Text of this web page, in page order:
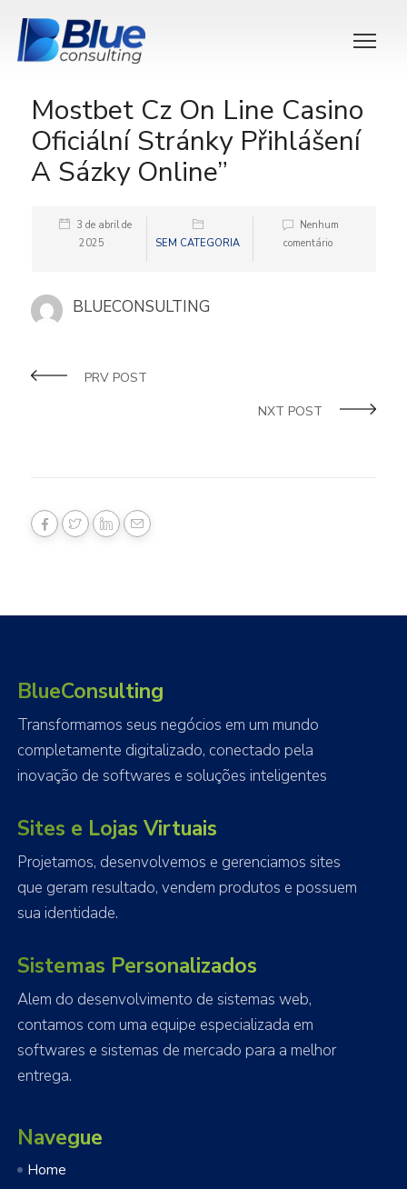
Mostbet Cz On Line Casino
Oficiální Stránky Přihlášení
A Sázky Online”
3 de abril de
2025
SEM CATEGORIA
Nenhum
comentário
BLUECONSULTING
PRV POST
NXT POST
BlueConsulting
Transformamos seus negócios em um mundo
completamente digitalizado, conectado pela
inovação de softwares e soluções inteligentes
Sites e Lojas Virtuais
Projetamos, desenvolvemos e gerenciamos sites
que geram resultado, vendem produtos e possuem
sua identidade.
Sistemas Personalizados
Alem do desenvolvimento de sistemas web,
contamos com uma equipe especializada em
softwares e sistemas de mercado para a melhor
entrega.
Navegue
Home